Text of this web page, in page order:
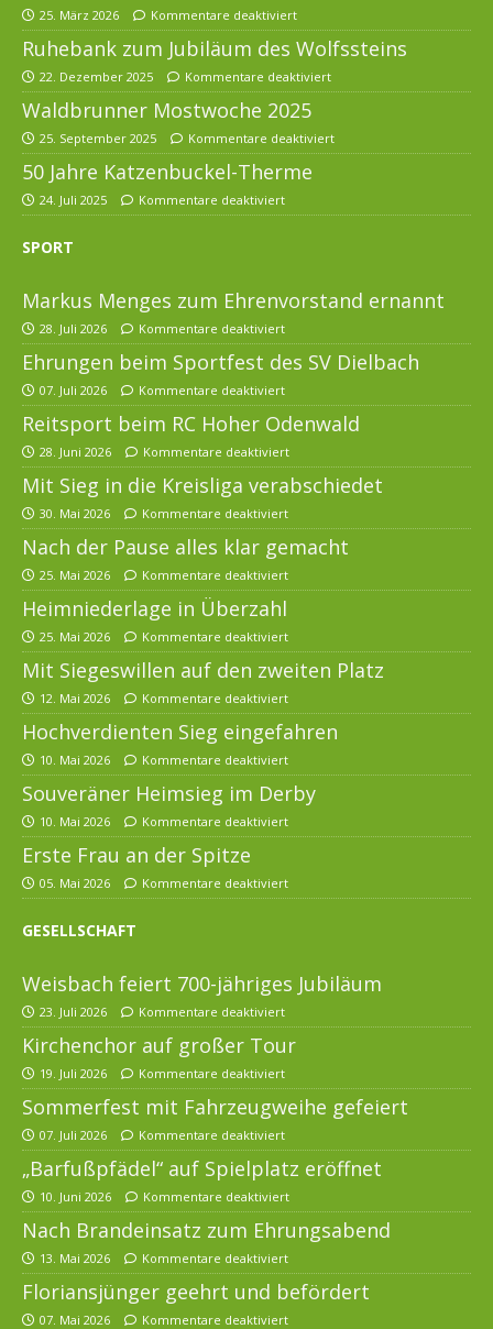
25. März 2026 Kommentare deaktiviert
Ruhebank zum Jubiläum des Wolfssteins
22. Dezember 2025 Kommentare deaktiviert
Waldbrunner Mostwoche 2025
25. September 2025 Kommentare deaktiviert
50 Jahre Katzenbuckel-Therme
24. Juli 2025 Kommentare deaktiviert
SPORT
Markus Menges zum Ehrenvorstand ernannt
28. Juli 2026 Kommentare deaktiviert
Ehrungen beim Sportfest des SV Dielbach
07. Juli 2026 Kommentare deaktiviert
Reitsport beim RC Hoher Odenwald
28. Juni 2026 Kommentare deaktiviert
Mit Sieg in die Kreisliga verabschiedet
30. Mai 2026 Kommentare deaktiviert
Nach der Pause alles klar gemacht
25. Mai 2026 Kommentare deaktiviert
Heimniederlage in Überzahl
25. Mai 2026 Kommentare deaktiviert
Mit Siegeswillen auf den zweiten Platz
12. Mai 2026 Kommentare deaktiviert
Hochverdienten Sieg eingefahren
10. Mai 2026 Kommentare deaktiviert
Souveräner Heimsieg im Derby
10. Mai 2026 Kommentare deaktiviert
Erste Frau an der Spitze
05. Mai 2026 Kommentare deaktiviert
GESELLSCHAFT
Weisbach feiert 700-jähriges Jubiläum
23. Juli 2026 Kommentare deaktiviert
Kirchenchor auf großer Tour
19. Juli 2026 Kommentare deaktiviert
Sommerfest mit Fahrzeugweihe gefeiert
07. Juli 2026 Kommentare deaktiviert
„Barfußpfädel“ auf Spielplatz eröffnet
10. Juni 2026 Kommentare deaktiviert
Nach Brandeinsatz zum Ehrungsabend
13. Mai 2026 Kommentare deaktiviert
Floriansjünger geehrt und befördert
07. Mai 2026 Kommentare deaktiviert